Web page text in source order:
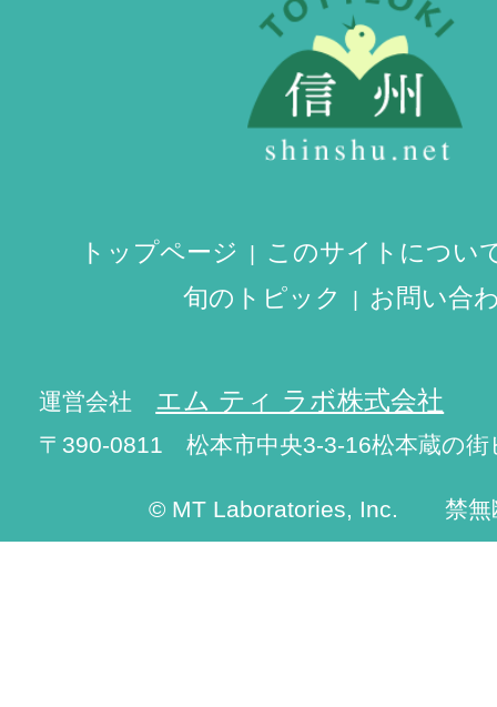
トップページ
このサイトについ
旬のトピック
お問い合
運営会社 エム ティ ラボ株式会社
〒390-0811 松本市中央3-3-16松本蔵の街
© MT Laboratories, Inc. 禁無